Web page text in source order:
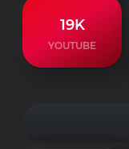
19K
YOUTUBE